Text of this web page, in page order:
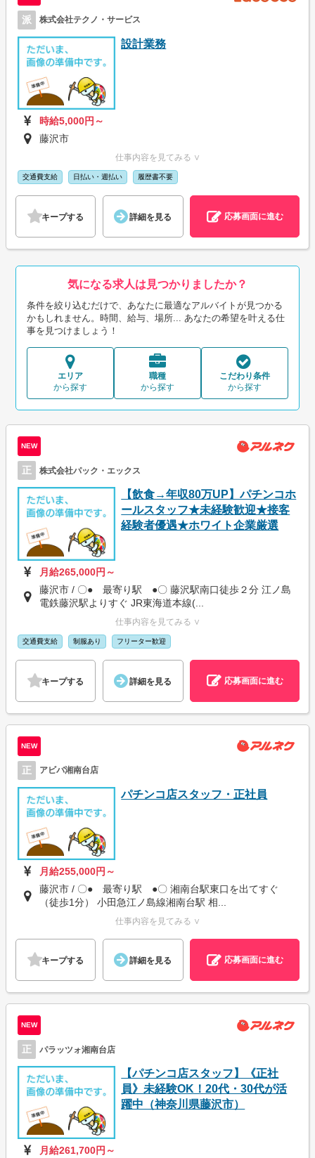
派 株式会社テクノ・サービス
設計業務
時給5,000円～
藤沢市
仕事内容を見てみる ∨
交通費支給 日払い・週払い 履歴書不要
キープする 詳細を見る 応募画面に進む
気になる求人は見つかりましたか？
条件を絞り込むだけで、あなたに最適なアルバイトが見つかる
かもしれません。時間、給与、場所... あなたの希望を叶える仕
事を見つけましょう！
エリア
から探す
職種
から探す
こだわり条件
から探す
NEW
正 株式会社パック・エックス
【飲食→年収80万UP】パチンコホ
ールスタッフ★未経験歓迎★接客
経験者優遇★ホワイト企業厳選
月給265,000円～
藤沢市 / 〇● 最寄り駅 ●〇 藤沢駅南口徒歩２分 江ノ島
電鉄藤沢駅よりすぐ JR東海道本線(...
仕事内容を見てみる ∨
交通費支給 制服あり フリーター歓迎
キープする 詳細を見る 応募画面に進む
NEW
正 アビバ湘南台店
パチンコ店スタッフ・正社員
月給255,000円～
藤沢市 / 〇● 最寄り駅 ●〇 湘南台駅東口を出てすぐ
（徒歩1分） 小田急江ノ島線湘南台駅 相...
仕事内容を見てみる ∨
キープする 詳細を見る 応募画面に進む
NEW
正 パラッツォ湘南台店
【パチンコ店スタッフ】《正社
員》未経験OK！20代・30代が活
躍中（神奈川県藤沢市）
月給261,700円～